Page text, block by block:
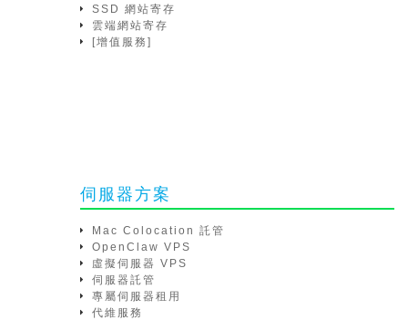
SSD 網站寄存
雲端網站寄存
[增值服務]
伺服器方案
Mac Colocation 託管
OpenClaw VPS
虛擬伺服器 VPS
伺服器託管
專屬伺服器租用
代維服務